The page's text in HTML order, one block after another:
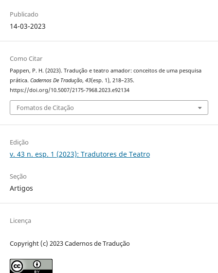
Publicado
14-03-2023
Como Citar
Pappen, P. H. (2023). Tradução e teatro amador: conceitos de uma pesquisa
prática. Cadernos De Tradução, 43(esp. 1), 218–235.
https://doi.org/10.5007/2175-7968.2023.e92134
Fomatos de Citação
Edição
v. 43 n. esp. 1 (2023): Tradutores de Teatro
Seção
Artigos
Licença
Copyright (c) 2023 Cadernos de Tradução